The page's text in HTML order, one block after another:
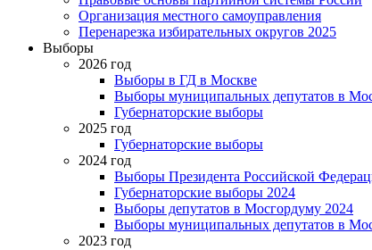
Организация местного самоуправления
Перенарезка избирательных округов 2025
Выборы
2026 год
Выборы в ГД в Москве
Выборы муниципальных депутатов в
Губернаторские выборы
2025 год
Губернаторские выборы
2024 год
Выборы Президента Российской
Губернаторские выборы 2024
Выборы депутатов в Мосгордуму 2024
Выборы муниципальных депутатов в
2023 год